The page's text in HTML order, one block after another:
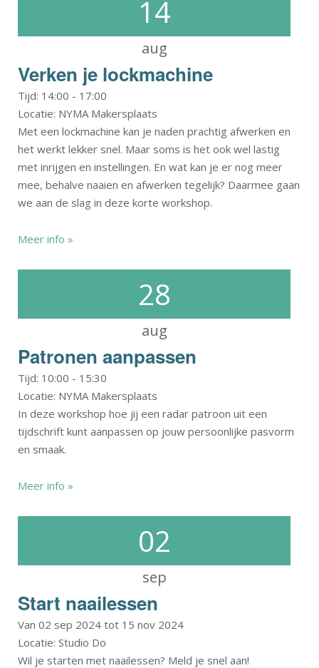
14
aug
Verken je lockmachine
Tijd: 14:00 - 17:00
Locatie: NYMA Makersplaats
Met een lockmachine kan je naden prachtig afwerken en
het werkt lekker snel. Maar soms is het ook wel lastig
met inrijgen en instellingen. En wat kan je er nog meer
mee, behalve naaien en afwerken tegelijk? Daarmee gaan
we aan de slag in deze korte workshop.
Meer info »
28
aug
Patronen aanpassen
Tijd: 10:00 - 15:30
Locatie: NYMA Makersplaats
In deze workshop hoe jij een radar patroon uit een
tijdschrift kunt aanpassen op jouw persoonlijke pasvorm
en smaak.
Meer info »
02
sep
Start naailessen
Van 02 sep 2024 tot 15 nov 2024
Locatie: Studio Do
Wil je starten met naailessen? Meld je snel aan!